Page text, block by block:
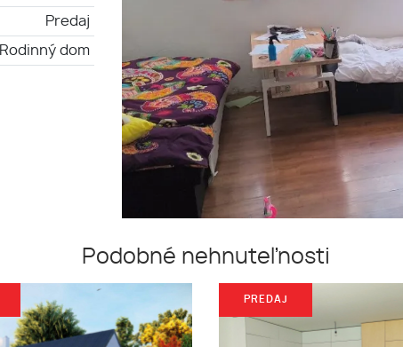
Predaj
Rodinný dom
Podobné nehnuteľnosti
PREDAJ